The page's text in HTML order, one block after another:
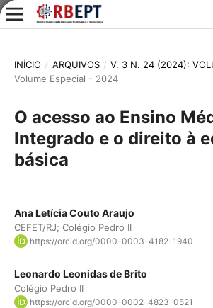
INÍCIO / ARQUIVOS / V. 3 N. 24 (2024):
Volume Especial - 2024
O acesso ao Ensino
Integrado e o direito à
básica
Ana Letícia Couto Araujo
CEFET/RJ; Colégio Pedro II
https://orcid.org/0000-0003-4182-1940
Leonardo Leonidas de Brito
Colégio Pedro II
https://orcid.org/0000-0002-4823-0521